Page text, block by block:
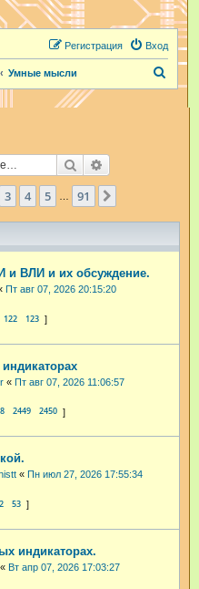
Вход
Регистрация
Умные мысли
Поиск
из 91
3 4 5 91
и ВЛИ и их обсуждение.
Пт авг 07, 2026 20:15:20
122 123
« Пт авг 07, 2026 11:06:57
2449 2450
« Пн июл 27, 2026 17:55:34
53
индикаторах.
« Вт апр 07, 2026 17:03:27